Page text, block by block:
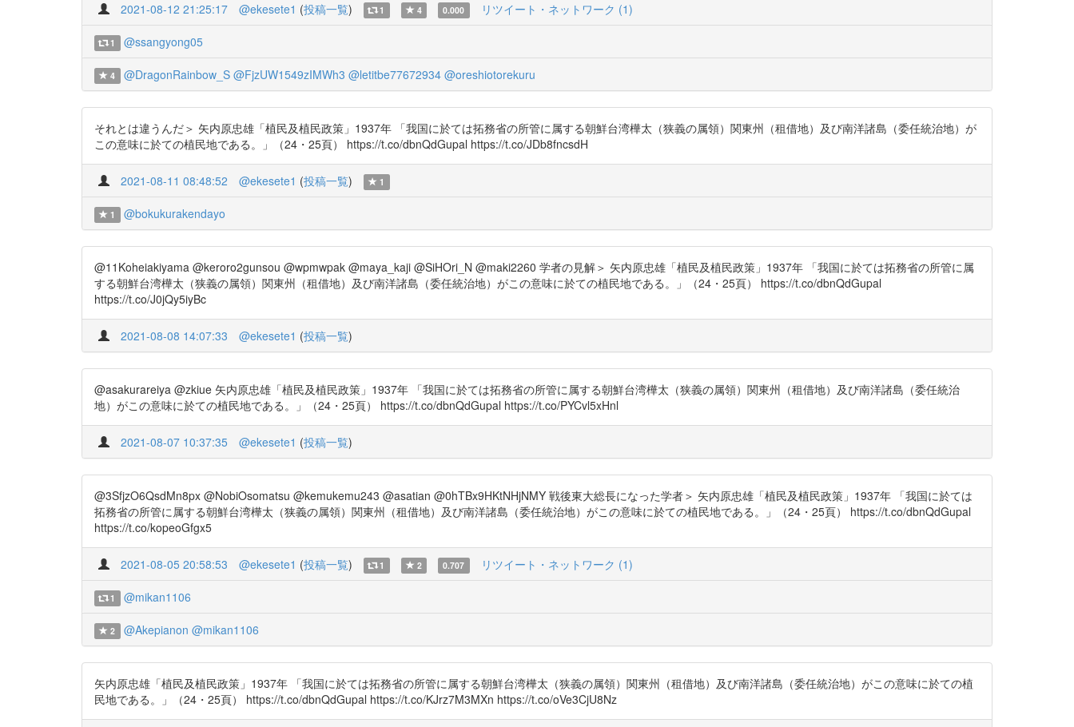
2021-08-12 21:25:17 @ekesete1 (投稿一覧) 1 4 0.000 リツイート・ネットワーク (1)
1 @ssangyong05
4 @DragonRainbow_S @FjzUW1549zIMWh3 @letitbe77672934 @oreshiotorekuru
それとは違うんだ＞ 矢内原忠雄「植民及植民政策」1937年 「我国に於ては拓務省の所管に属する朝鮮台湾樺太（狭義の属領）関東州（租借地）及び南洋諸島（委任統治地）が
この意味に於ての植民地である。」（24・25頁） https://t.co/dbnQdGupal https://t.co/JDb8fncsdH
2021-08-11 08:48:52 @ekesete1 (投稿一覧) 1
1 @bokukurakendayo
@11Koheiakiyama @keroro2gunsou @wpmwpak @maya_kaji @SiHOri_N @maki2260 学者の見解＞ 矢内原忠雄「植民及植民政策」1937年 「我国に於ては拓務省の所管に属
する朝鮮台湾樺太（狭義の属領）関東州（租借地）及び南洋諸島（委任統治地）がこの意味に於ての植民地である。」（24・25頁） https://t.co/dbnQdGupal
https://t.co/J0jQy5iyBc
2021-08-08 14:07:33 @ekesete1 (投稿一覧)
@asakurareiya @zkiue 矢内原忠雄「植民及植民政策」1937年 「我国に於ては拓務省の所管に属する朝鮮台湾樺太（狭義の属領）関東州（租借地）及び南洋諸島（委任統治
地）がこの意味に於ての植民地である。」（24・25頁） https://t.co/dbnQdGupal https://t.co/PYCvl5xHnl
2021-08-07 10:37:35 @ekesete1 (投稿一覧)
@3SfjzO6QsdMn8px @NobiOsomatsu @kemukemu243 @asatian @0hTBx9HKtNHjNMY 戦後東大総長になった学者＞ 矢内原忠雄「植民及植民政策」1937年 「我国に於ては
拓務省の所管に属する朝鮮台湾樺太（狭義の属領）関東州（租借地）及び南洋諸島（委任統治地）がこの意味に於ての植民地である。」（24・25頁） https://t.co/dbnQdGupal
https://t.co/kopeoGfgx5
2021-08-05 20:58:53 @ekesete1 (投稿一覧) 1 2 0.707 リツイート・ネットワーク (1)
1 @mikan1106
2 @Akepianon @mikan1106
矢内原忠雄「植民及植民政策」1937年 「我国に於ては拓務省の所管に属する朝鮮台湾樺太（狭義の属領）関東州（租借地）及び南洋諸島（委任統治地）がこの意味に於ての植
民地である。」（24・25頁） https://t.co/dbnQdGupal https://t.co/KJrz7M3MXn https://t.co/oVe3CjU8Nz